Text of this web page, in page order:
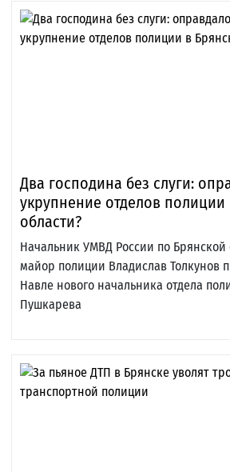
Два господина без слуги:
укрупнение отделов полиции
области?
Начальник УМВД России по Брянской
майор полиции Владислав Толкунов
Навле нового начальника отдела
Пушкарева